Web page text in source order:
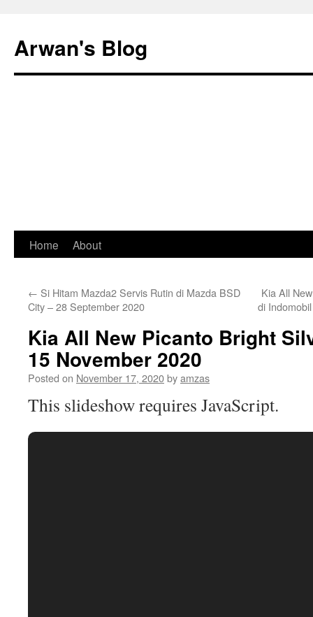
Arwan's Blog
Skip
content
Home About
← Si Hitam Mazda2 Servis Rutin di Mazda BSD
City – 28 September 2020
Kia All
di
Kia All New Picanto Bright
15 November 2020
Posted on November 17, 2020byamzas
This slideshow requires JavaScript.